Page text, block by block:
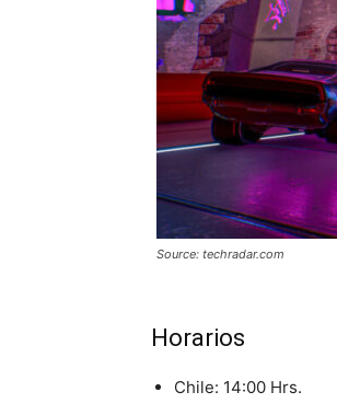
Source: techradar.com
Horarios
Chile: 14:00 Hrs.